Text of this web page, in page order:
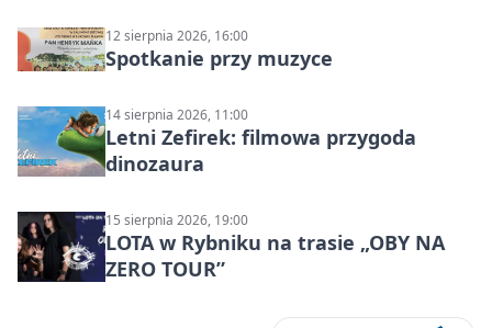
12 sierpnia 2026, 16:00
Spotkanie przy muzyce
14 sierpnia 2026, 11:00
Letni Zefirek: filmowa przygoda
dinozaura
15 sierpnia 2026, 19:00
LOTA w Rybniku na trasie „OBY NA
ZERO TOUR”